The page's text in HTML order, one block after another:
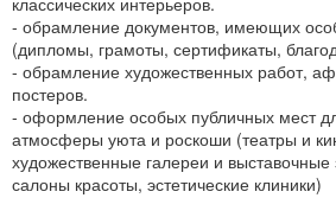
- обрамление документов, имеющих
(дипломы, грамоты, сертификаты,
- обрамление художественных работ,
постеров.
- оформление особых публичных мест
атмосферы уюта и роскоши (театры и
художественные галереи и
салоны красоты, эстетические клиники)